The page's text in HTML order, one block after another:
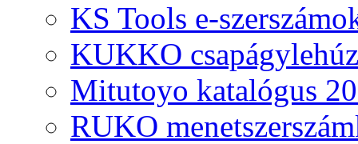
KS Tools e-
KUKKO
Mitutoyo katalógus
RUKO